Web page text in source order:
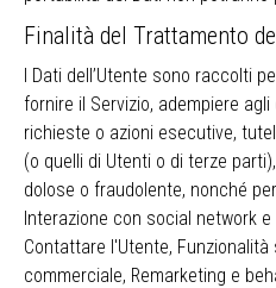
Finalità del Trattamento
I Dati dell’Utente sono raccolti
fornire il Servizio, adempiere
richieste o azioni esecutive,
(o quelli di Utenti o di terze
dolose o fraudolente, nonché
Interazione con social network
Contattare l'Utente,
commerciale, Remarketing e